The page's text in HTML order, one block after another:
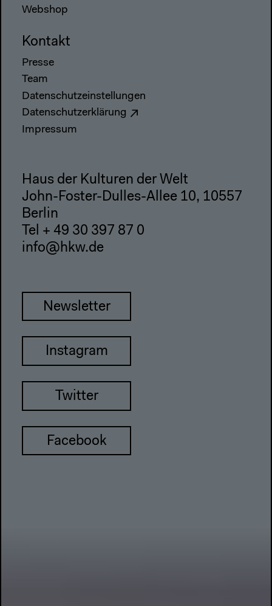
Webshop
Kontakt
Presse
Team
Datenschutzeinstellungen
Datenschutzerklärung
Impressum
Haus der Kulturen der Welt
John-Foster-Dulles-Allee 10, 10557
Berlin
Tel + 49 30 397 87 0
info@hkw.de
Newsletter
Instagram
Twitter
Facebook